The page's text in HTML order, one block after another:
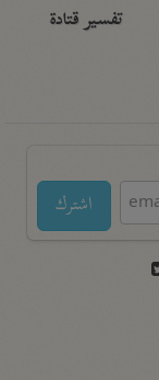
تفسير قتادة
اشترك